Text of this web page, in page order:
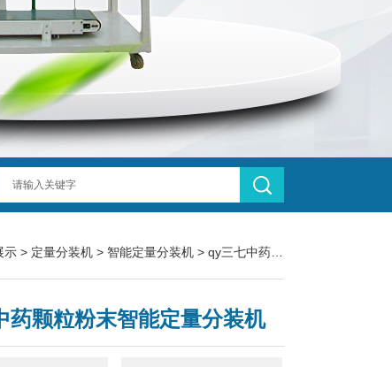
示 > 定量分装机 > 智能定量分装机 > qy三七中药颗粒粉末智能定量分装机
药颗粒粉末智能定量分装机